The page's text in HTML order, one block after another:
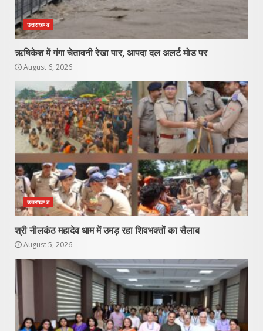
उत्तराखण्ड
ऋषिकेश में गंगा चेतावनी रेखा पार, आपदा दल अलर्ट मोड पर
August 6, 2026
उत्तराखण्ड
श्री नीलकंठ महादेव धाम में उमड़ रहा शिवभक्तों का सैलाब
August 5, 2026